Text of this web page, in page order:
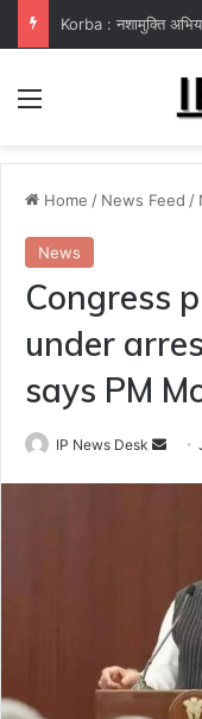
Menu
Home / News Feed /
News
Congress
under
says PM
IP News Desk
Send